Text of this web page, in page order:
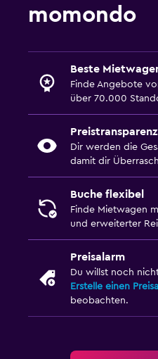
momondo
Beste
Finde Angebote
über 70.000
Preistransparenz
Dir werden die
damit dir
Buche flexibel
Finde Mietwagen
und erweiterter
Preisalarm
Du willst noch
Erstelle einen
beobachten.